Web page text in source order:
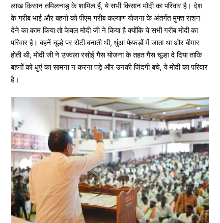
लाख किसान तमिलनाडु के शामिल हैं, ये सभी किसान मोदी का परिवार है। देश
के गरीब भाई और बहनों को पीएम गरीब कल्याण योजना के अंतर्गत मुफ्त राशन
देने का काम किया तो केवल मोदी जी ने किया है क्योंकि ये सभी गरीब मोदी का
परिवार है। बहनें चूल्हे पर रोटी बनाती थी, धुंआ फेफड़ों में जाता था और बीमार
होती थी, मोदी जी ने उज्वला रसोई गैस योजना के तहत गैस चूल्हा दे दिया ताकि
बहनों को धुएं का सामना न करना पड़े और उनकी जिंदगी बचे, ये मोदी का परिवार
है।